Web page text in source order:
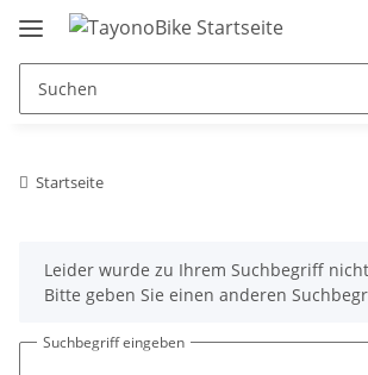
Startseite
xLeider wurde zu Ihrem Suchbegriff
Bitte geben Sie einen anderen
Suchbegriff eingeben